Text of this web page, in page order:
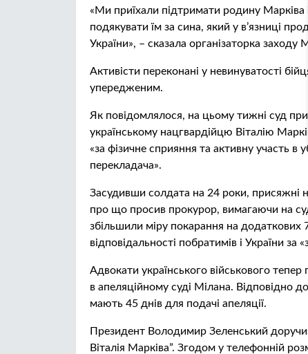
«Ми приїхали підтримати родину Марківа
подякувати їм за сина, який у в’язниці
України», – сказала організаторка заходу
Активісти переконані у невинуватості
упередженим.
Як повідомлялося, на цьому тижні суд
українському нацгвардійцю Віталію
«за фізичне сприяння та активну участь в
перекладача».
Засудивши солдата на 24 роки, присяжні
про що просив прокурор, вимагаючи на
збільшили міру покарання на додаткових
відповідальності побратимів і України за
Адвокати українського військового
в апеляційному суді Мілана. Відповідно
мають 45 днів для подачі апеляції.
Президент Володимир Зеленський
Віталія Марківа”. Згодом у телефонній